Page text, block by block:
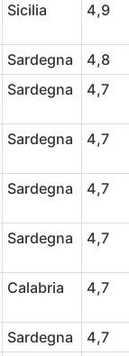
Sicilia 4,9
Sardegna
4,8
Sardegna 4,7
Sardegna 4,7
Sardegna 4,7
Sardegna 4,7
Calabria 4,7
Sardegna
4,7